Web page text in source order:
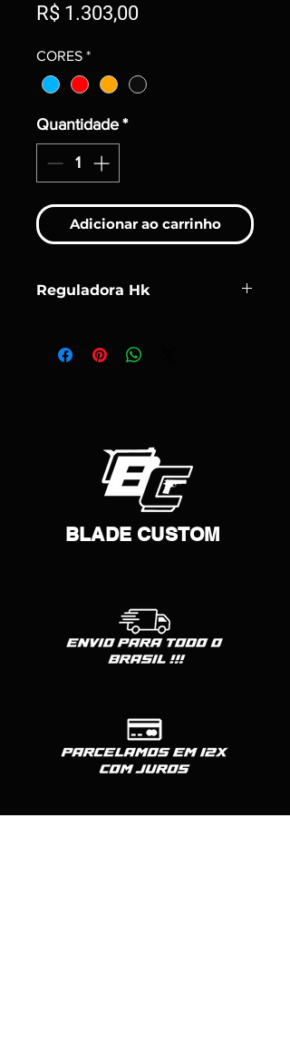
R$ 1.303,00Preço
CORES *
Quantidade *
Adicionar ao carrinho
Reguladora Hk
BLADE CUSTOM